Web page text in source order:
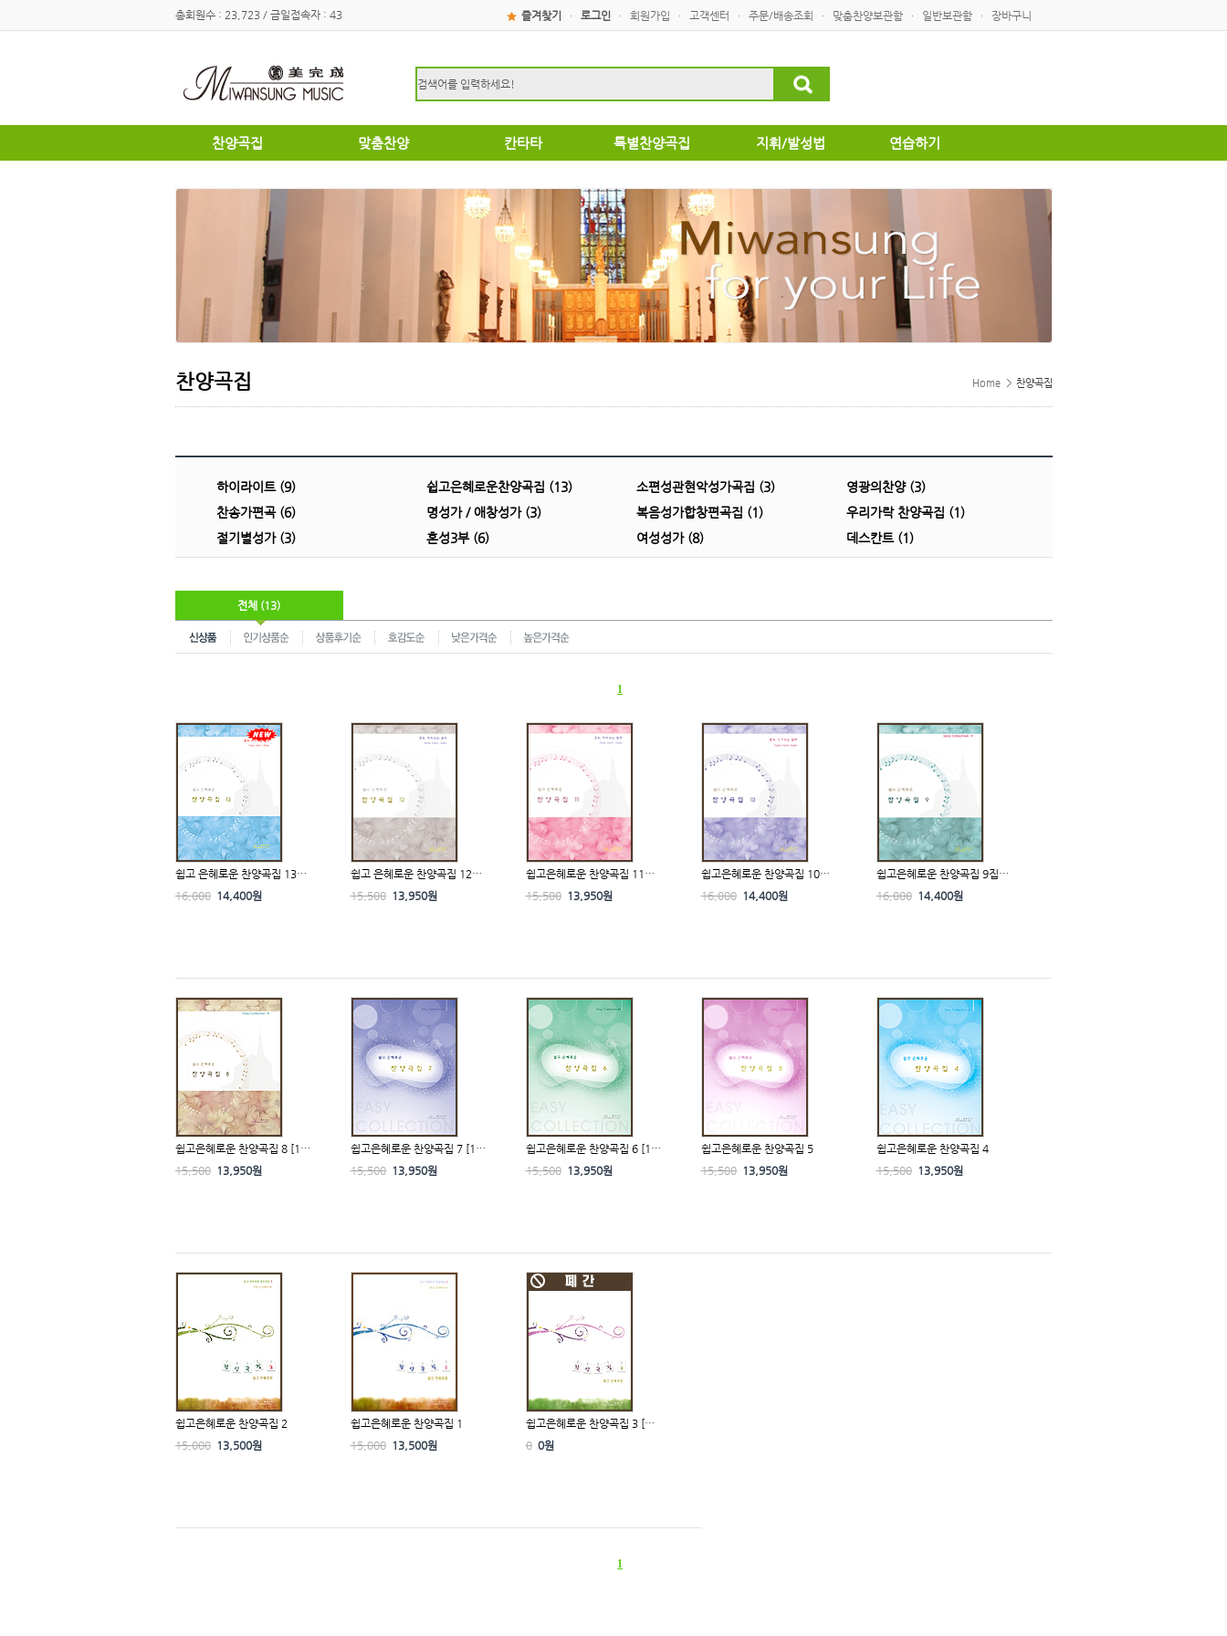
총회원수 : 23,723 / 금일접속자 : 43 즐겨찾기 · 로그인 · 회원가입 · 고객센터 · 주문/배송조회 · 맞춤찬양보관함 · 일반보관함 · 장바구니
찬양곡집
소편성관현악성가곡집
명성가 / 애창성가
복음성가합창편곡집
우리가락 찬양곡집
여성성가
맞춤찬양
명성가/복음성가합창편곡
절기별성가/국악성가
특별찬양곡집
칸타타
부활절
특별찬양곡집 지휘/발성법 연습하기
찬양곡집 Home 찬양곡집
하이라이트 (9) 쉽고은혜로운찬양곡집 (13) 소편성관현악성가곡집 (3)
영광의찬양 (3)
찬송가편곡 (6)
명성가 / 애창성가 (3) 복음성가합창편곡집 (1)
우리가락 찬양곡집 (1)
절기별성가 (3)
혼성3부 (6) 여성성가 (8) 데스칸트 (1)
전체 (13)
1
쉽고 은혜로운 찬양곡집 13…
16,000 14,400원
쉽고 은혜로운 찬양곡집 12…
15,500 13,950원
쉽고은혜로운 찬양곡집 11…
15,500 13,950원
쉽고은혜로운 찬양곡집 10…
16,000 14,400원
쉽고은혜로운 찬양곡집 9집…
16,000 14,400원
쉽고은혜로운 찬양곡집 8 [1…
15,500 13,950원
쉽고은혜로운 찬양곡집 7 [1…
15,500 13,950원
쉽고은혜로운 찬양곡집 6 [1…
15,500 13,950원
쉽고은혜로운 찬양곡집 5
15,500 13,950원
쉽고은혜로운 찬양곡집 4
15,500 13,950원
쉽고은혜로운 찬양곡집 2
15,000 13,500원
쉽고은혜로운 찬양곡집 1
15,000 13,500원
쉽고은혜로운 찬양곡집 3 […
0 0원
1